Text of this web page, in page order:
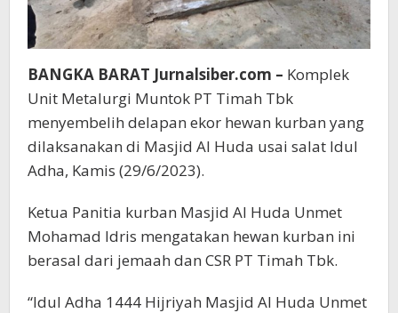
BANGKA BARAT Jurnalsiber.com – Komplek
Unit Metalurgi Muntok PT Timah Tbk
menyembelih delapan ekor hewan kurban yang
dilaksanakan di Masjid Al Huda usai salat Idul
Adha, Kamis (29/6/2023).
Ketua Panitia kurban Masjid Al Huda Unmet
Mohamad Idris mengatakan hewan kurban ini
berasal dari jemaah dan CSR PT Timah Tbk.
“Idul Adha 1444 Hijriyah Masjid Al Huda Unmet